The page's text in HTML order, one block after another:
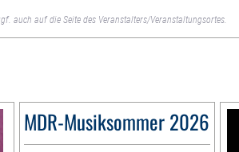
auch auf die Seite des Veranstalters/Veranstaltungsortes.
MDR-Musiksommer 2026